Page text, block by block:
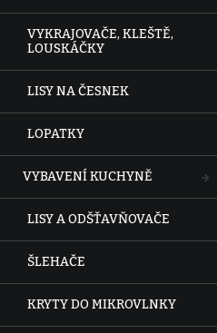
VYKRAJOVAČE, KLEŠTĚ,
LOUSKÁČKY
LISY NA ČESNEK
LOPATKY
VYBAVENÍ KUCHYNĚ
LISY A ODŠŤAVŇOVAČE
ŠLEHAČE
KRYTY DO MIKROVLNKY